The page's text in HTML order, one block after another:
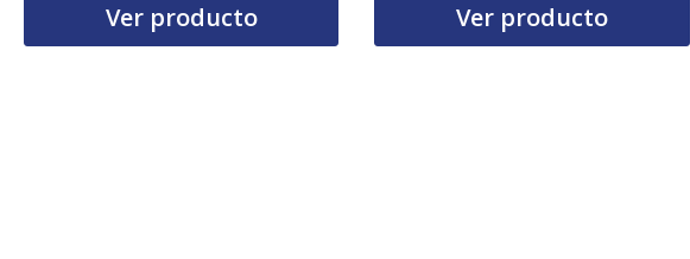
Ver producto Ver producto